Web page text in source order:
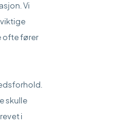
Vi
ofte fører
skulle
i